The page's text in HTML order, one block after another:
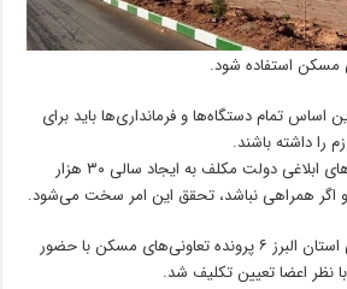
استفاده شود.
اساس تمام دستگاه‌ها و فرمانداری‌ها باید برای
را داشته باشند.
عبداللهی گفت: طبق برنامه‌های ابلاغی دولت مکلف به ایجاد سالی ۳۰ هزار
اگر همراهی نباشد، تحقق این امر سخت می‌شود.
در نشست کارگروه زیربنایی استان البرز ۶ پرونده تعاونی‌های مسکن با حضور
نظر اعضا تعیین تکلیف شد.